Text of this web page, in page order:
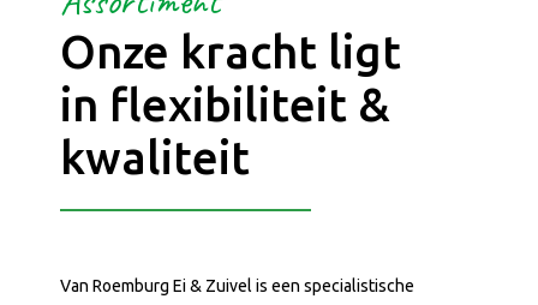
Onze kracht ligt
in flexibiliteit &
kwaliteit
Van Roemburg Ei & Zuivel is een specialistische